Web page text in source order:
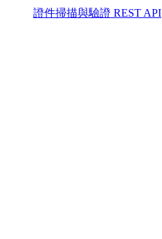
證件掃描與驗證 REST API